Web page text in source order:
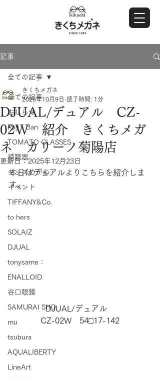
記事
全ての記事
おしらせ
Ray・Ban
TOMATO GLASSES
補聴器
キッズめがね
イベント
TIFFANY&Co.
to hers
SOLAIZ
DJUAL
tonysame：
ENALLOID
谷口眼鏡
SAMURAI SHO
mu
tsubura
AQUALIBERTY
LineArt
全ての記事
DJUAL/デュアル CZ-
02W 紹介 きくちメガ
ネ カリーノ菊陽店
きくちメガネ
2025年10月9日 読了時間: 1分
更新日：2025年12月23日
本日はデュアルよりこちらを紹介しま
す。
DJUAL/デュアル
CZ-02W　54□17-142